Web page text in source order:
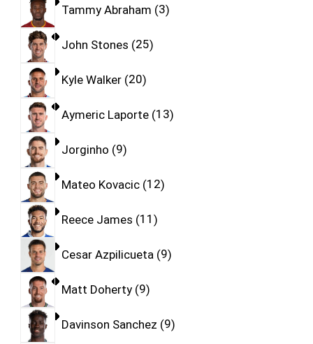
Tammy Abraham 3
John Stones 25
Kyle Walker 20
Aymeric Laporte 13
Jorginho 9
Mateo Kovacic 12
Reece James 11
Cesar Azpilicueta 9
Matt Doherty 9
Davinson Sanchez 9